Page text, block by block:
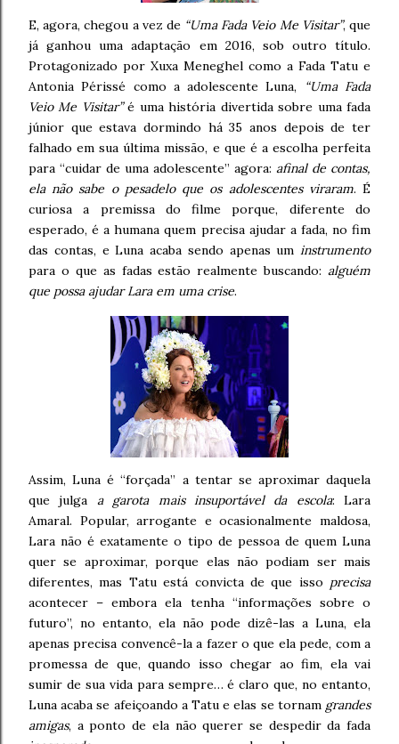
E, agora, chegou a vez de “Uma Fada Veio Me Visitar”, que
já ganhou uma adaptação em 2016, sob outro título.
Protagonizado por Xuxa Meneghel como a Fada Tatu e
Antonia Périssé como a adolescente Luna,
“Uma Fada
Veio Me Visitar”é uma história divertida sobre uma fada
júnior que estava dormindo há 35 anos depois de ter
falhado em sua última missão, e que é a escolha perfeita
para “cuidar de uma adolescente” agora: afinal de contas,
ela não sabe o pesadelo que os adolescentes viraram. É
curiosa a premissa do filme porque, diferente do
esperado, é a humana quem precisa ajudar a fada, no fim
das contas, e Luna acaba sendo apenas um instrumento
para o que as fadas estão realmente buscando: alguém
que possa ajudar Lara em uma crise.
Assim, Luna é “forçada” a tentar se aproximar daquela
que julga a garota mais insuportável da escola: Lara
Amaral. Popular, arrogante e ocasionalmente maldosa,
Lara não é exatamente o tipo de pessoa de quem Luna
quer se aproximar, porque elas não podiam ser mais
diferentes, mas Tatu está convicta de que isso precisa
acontecer – embora ela tenha “informações sobre o
futuro”, no entanto, ela não pode dizê-las a Luna, ela
apenas precisa convencê-la a fazer o que ela pede, com a
promessa de que, quando isso chegar ao fim, ela vai
sumir de sua vida para sempre… é claro que, no entanto,
Luna acaba se afeiçoando a Tatu e elas se tornam grandes
amigas, a ponto de ela não querer se despedir da fada